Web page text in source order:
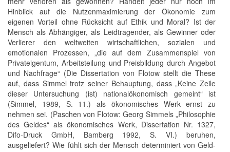
Hinblick auf die Nutzenmaximierung der Ökonomie zum
eigenen Vorteil ohne Rücksicht auf Ethik und Moral? Ist der
Mensch als Abhängiger, als Leidtragender, als Gewinner oder
Verlierer den weltweiten wirtschaftlichen, sozialen und
emotionalen Prozessen, „die auf dem Zusammenspiel von
Privateigentum, Arbeitsteilung und Preisbildung durch Angebot
und Nachfrage“ (Die Dissertation von Flotow stellt die These
auf, dass Simmel trotz seiner Behauptung, dass „Keine Zeile
dieser Untersuchung (ist) nationalökonomisch gemeint“ ist
(Simmel, 1989, S. 11.) als ökonomisches Werk ernst zu
nehmen sei. (Paschen von Flotow: Georg Simmels „Philosophie
des Geldes“ als ökonomisches Werk, Dissertation Nr. 1327,
Difo-Druck GmbH, Bamberg 1992, S. VI.) beruhen,
ausgeliefert? Wie fühlt sich der Mensch determiniert von Geld-